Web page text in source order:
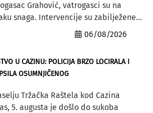
Grahović, vatrogasci su na
snaga. Intervencije su zabilježene...
06/08/2026
U CAZINU: POLICIJA BRZO LOCIRALA I
OSUMNJIČENOG
Tržačka Raštela kod Cazina
5. augusta je došlo do sukoba